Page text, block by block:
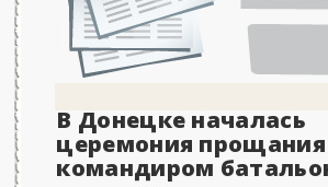
В Донецке началась
церемония прощания
командиром